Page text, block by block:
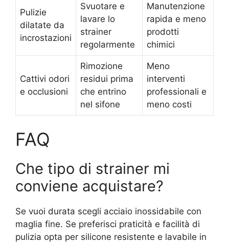
Pulizie
dilatate da
incrostazioni
Svuotare e
lavare lo
strainer
regolarmente
Manutenzione
rapida e meno
prodotti
chimici
Cattivi odori
e occlusioni
Rimozione
residui prima
che entrino
nel sifone
Meno
interventi
professionali e
meno costi
FAQ
Che tipo di strainer mi
conviene acquistare?
Se vuoi durata scegli acciaio inossidabile con
maglia fine. Se preferisci praticità e facilità di
pulizia opta per silicone resistente e lavabile in